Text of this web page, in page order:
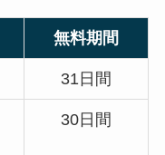
無料期間
31日間
30日間